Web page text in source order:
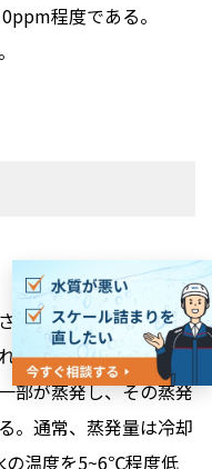
程度である。
れた熱を大気に放出す
た冷却水は冷却塔に運
部が蒸発し、その蒸発
。通常、蒸発量は冷却
の温度を5~6℃程度低